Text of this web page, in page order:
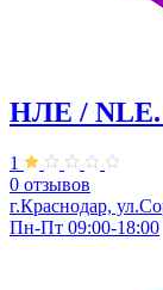
НЛЕ / NLE.
1
0 отзывов
г.Краснодар,
Пн-Пт 09:00-18:00